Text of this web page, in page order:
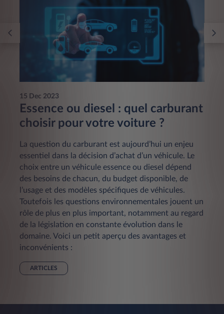
15 Dec 2023
Essence ou diesel : quel carburant
choisir pour votre voiture ?
La question du carburant est aujourd’hui un enjeu
essentiel dans la décision d’achat d’un véhicule. Le
choix entre un véhicule essence ou diesel dépend
des besoins de chacun, du budget disponible, de
l’usage et des modèles spécifiques de véhicules.
Toutefois les questions environnementales jouent un
rôle de plus en plus important, notamment au regard
de la législation en constante évolution dans le
domaine. Voici un petit aperçu des avantages et
inconvénients :
ARTICLES